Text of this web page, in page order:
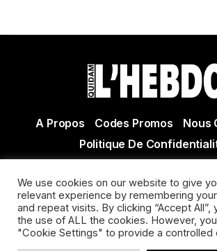
A Propos Codes Promos
Nous
Politique De
Actualité Agen - Actualité en lot et
Villeneuve sur Lot
We use cookies on our website to give
relevant experience by remembering
and repeat visits. By clicking “Accept All”,
the use of ALL the cookies. However,
"Cookie Settings" to provide a controlled